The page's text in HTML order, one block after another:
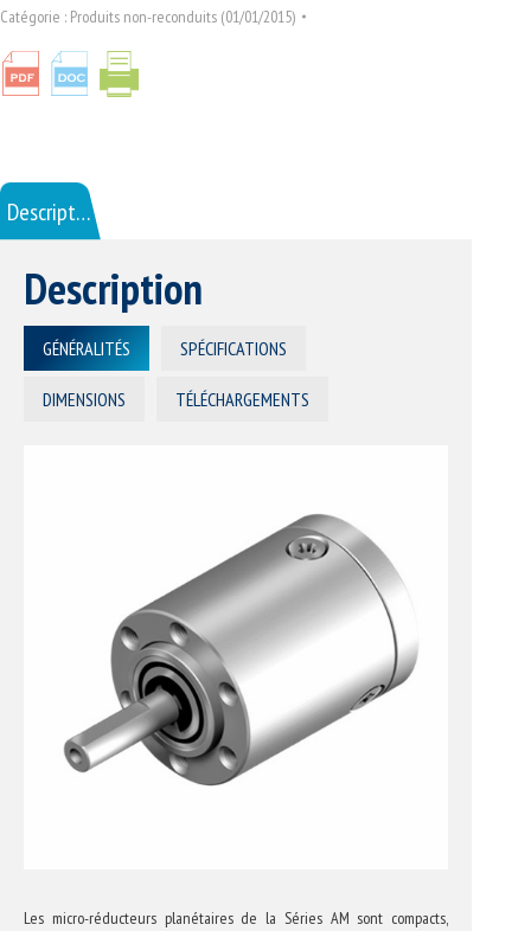
Catégorie : Produits non-reconduits (01/01/2015)
Description
Description
GÉNÉRALITÉS SPÉCIFICATIONS
DIMENSIONS TÉLÉCHARGEMENTS
Les micro-réducteurs planétaires de la Séries AM sont compacts,